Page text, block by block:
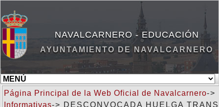
NAVALCARNERO - EDUCACIÓN
AYUNTAMIENTO DE NAVALCARNERO
Página Principal de la Web Oficial de Navalcarnero->
Informativas-> DESCONVOCADA HUELGA